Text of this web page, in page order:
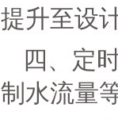
提升至设
四、定
制水流量